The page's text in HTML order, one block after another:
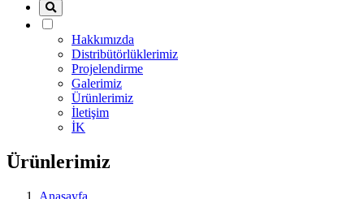
Hakkımızda
Distribütörlüklerimiz
Projelendirme
Galerimiz
Ürünlerimiz
İletişim
İK
Ürünlerimiz